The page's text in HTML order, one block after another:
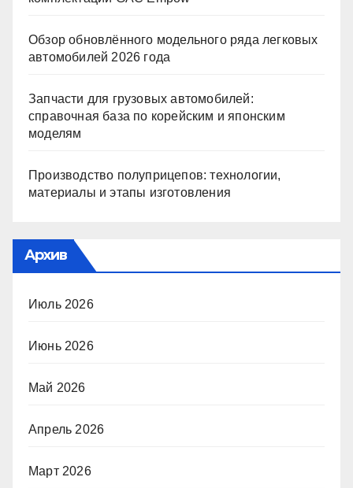
Обзор обновлённого модельного ряда легковых
автомобилей 2026 года
Запчасти для грузовых автомобилей:
справочная база по корейским и японским
моделям
Производство полуприцепов: технологии,
материалы и этапы изготовления
Архив
Июль 2026
Июнь 2026
Май 2026
Апрель 2026
Март 2026